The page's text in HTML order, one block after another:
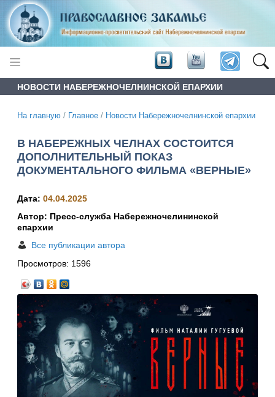
НОВОСТИ НАБЕРЕЖНОЧЕЛНИНСКОЙ ЕПАРХИИ
На главную / Главное / Новости Набережночелнинской епархии
В НАБЕРЕЖНЫХ ЧЕЛНАХ СОСТОИТСЯ
ДОПОЛНИТЕЛЬНЫЙ ПОКАЗ
ДОКУМЕНТАЛЬНОГО ФИЛЬМА «ВЕРНЫЕ»
Дата: 04.04.2025
Автор: Пресс-служба Набережночелининской
епархии
Все публикации автора
Просмотров: 1596